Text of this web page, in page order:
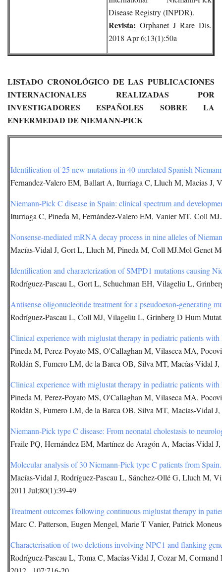
Disease Registry (INPDR).
Revista: Orphanet J Rare Dis.
2018 Apr 6;13(1):50a
LISTADO CRONOLÓGICO DE LAS PUBLICACIONES
INTERNACIONALES REALIZADAS POR
INVESTIGADORES ESPAÑOLES SOBRE LA
ENFERMEDAD DE NIEMANN-PICK
Identification of 25 new mutations in 40 unrelated Spanish
Fernandez-Valero EM, Ballart A, Iturriaga C, Lluch M, Macias J,
Niemann-Pick C disease in Spain: clinical spectrum and
Iturriaga C, Pineda M, Fernández-Valero EM, Vanier MT, Coll
Nonsense-mediated mRNA decay process in nine alleles of
Macías-Vidal J, Gort L, Lluch M, Pineda M, Coll MJ.Mol Genet
Identification and characterization of SMPD1 mutations causing
Rodríguez-Pascau L, Gort L, Schuchman EH, Vilageliu L,
Antisense oligonucleotide treatment for a pseudoexon-generating
Rodríguez-Pascau L, Coll MJ, Vilageliu L, Grinberg D Hum
Clinical experience with miglustat therapy in pediatric patients with
Pineda M, Perez-Poyato MS, O'Callaghan M, Vilaseca MA,
Roldán S, Fumero LM, de la Barca OB, Silva MT, Macías-Vidal
Clinical experience with miglustat therapy in pediatric patients with
Pineda M, Perez-Poyato MS, O'Callaghan M, Vilaseca MA,
Roldán S, Fumero LM, de la Barca OB, Silva MT, Macías-Vidal
Niemann-Pick type C disease: From neonatal cholestasis to
Fraile PQ, Hernández EM, Martínez de Aragón A, Macias-Vidal
Molecular analysis of 30 Niemann-Pick type C patients from Spain.
Macías-Vidal J, Rodríguez-Pascau L, Sánchez-Ollé G, Lluch M,
2011 Jul;80(1):39-49
Treatment outcomes following continuous miglustat therapy in
Marc C. Patterson, Eugen Mengel, Marie T Vanier, Patrick
Characterisation of two deletions involving NPC1 and flanking
Rodríguez-Pascau L, Toma C, Macías-Vidal J, Cozar M,